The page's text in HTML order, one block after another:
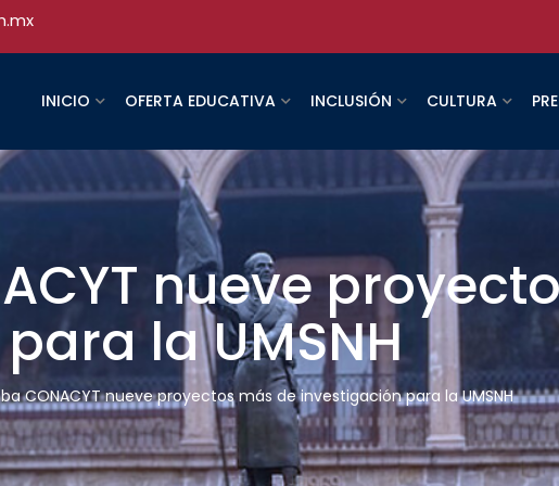
INICIO OFERTA EDUCATIVA INCLUSIÓN CULTURA
nueve
la UMSNH
CONACYT nueve proyectos más de investigación para la UMSNH